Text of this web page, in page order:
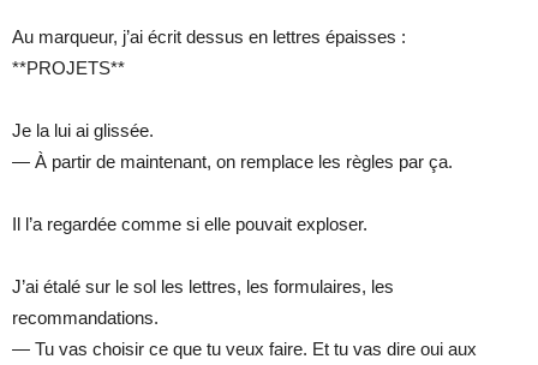
Au marqueur, j’ai écrit dessus en lettres épaisses :
**PROJETS**
Je la lui ai glissée.
— À partir de maintenant, on remplace les règles par ça.
Il l’a regardée comme si elle pouvait exploser.
J’ai étalé sur le sol les lettres, les formulaires, les
recommandations.
— Tu vas choisir ce que tu veux faire. Et tu vas dire oui aux